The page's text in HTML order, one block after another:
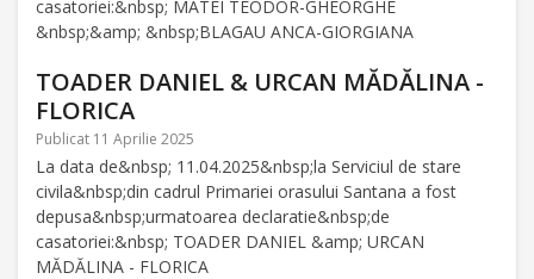
casatoriei:&nbsp; MATEI TEODOR-GHEORGHE
&nbsp;&amp; &nbsp;BLAGAU ANCA-GIORGIANA
TOADER DANIEL & URCAN MĂDĂLINA -
FLORICA
Publicat 11 Aprilie 2025
La data de&nbsp; 11.04.2025&nbsp;la Serviciul de stare
civila&nbsp;din cadrul Primariei orasului Santana a fost
depusa&nbsp;urmatoarea declaratie&nbsp;de
casatoriei:&nbsp; TOADER DANIEL &amp; URCAN
MĂDĂLINA - FLORICA